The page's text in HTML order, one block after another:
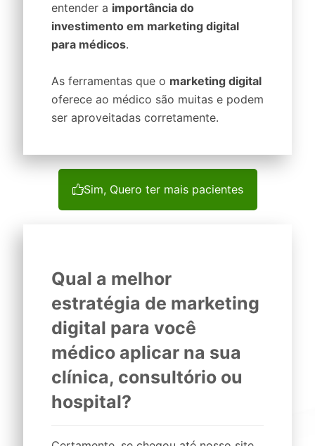
entender a importância do
investimento em marketing digital
para médicos.
As ferramentas que o marketing digital
oferece ao médico são muitas e podem
ser aproveitadas corretamente.
Sim, Quero ter mais pacientes
Qual a melhor
estratégia de marketing
digital para você
médico aplicar na sua
clínica, consultório ou
hospital?